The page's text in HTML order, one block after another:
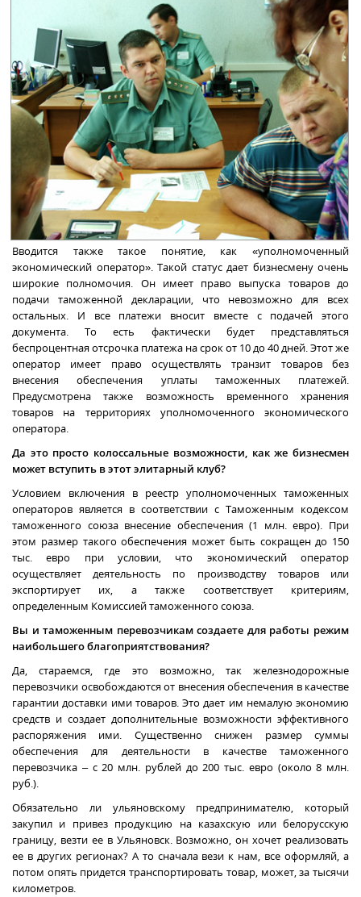
Вводится также такое понятие, как «уполномоченный
экономический оператор». Такой статус дает бизнесмену очень
широкие полномочия. Он имеет право выпуска товаров до
подачи таможенной декларации, что невозможно для всех
остальных. И все платежи вносит вместе с подачей этого
документа. То есть фактически будет представляться
беспроцентная отсрочка платежа на срок от 10 до 40 дней. Этот же
оператор имеет право осуществлять транзит товаров без
внесения обеспечения уплаты таможенных платежей.
Предусмотрена также возможность временного хранения
товаров на территориях уполномоченного экономического
оператора.
Да это просто колоссальные возможности, как же бизнесмен
может вступить в этот элитарный клуб?
Условием включения в реестр уполномоченных таможенных
операторов является в соответствии с Таможенным кодексом
таможенного союза внесение обеспечения (1 млн. евро). При
этом размер такого обеспечения может быть сокращен до 150
тыс. евро при условии, что экономический оператор
осуществляет деятельность по производству товаров или
экспортирует их, а также соответствует критериям,
определенным Комиссией таможенного союза.
Вы итаможенным перевозчикамсоздаете для работы режим
наибольшего благоприятствования?
Да,стараемся, где это возможно, так железнодорожные
перевозчики освобождаются от внесения обеспечения в качестве
гарантии доставки ими товаров. Это дает им немалую экономию
средств и создает дополнительные возможности эффективного
распоряжения ими. Существенно снижен размер суммы
обеспечения для деятельности в качестве таможенного
перевозчика – с 20 млн. рублей до 200 тыс. евро (около 8 млн.
руб.).
Обязательно ли ульяновскому предпринимателю, который
закупил и привез продукцию на казахскую или белорусскую
границу, везти ее в Ульяновск. Возможно, он хочет реализовать
ее в других регионах? А то сначала вези к нам, все оформляй, а
потом опять придется транспортировать товар, может, за тысячи
километров.